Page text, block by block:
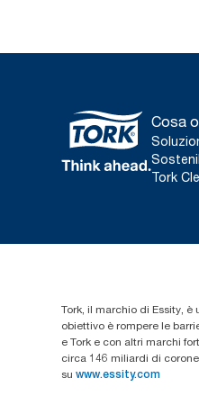
Cosa
Tork
Tork, il marchio di Essity,
obiettivo è rompere le
e Tork e con altri marchi
circa 146 miliardi di
su www.essity.com